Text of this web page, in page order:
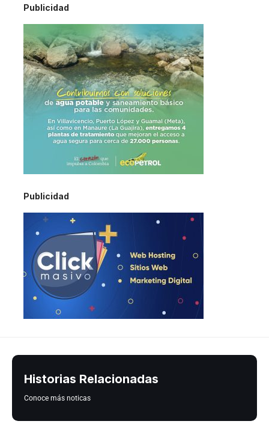
Publicidad
Publicidad
Historias Relacionadas
Conoce más noticas